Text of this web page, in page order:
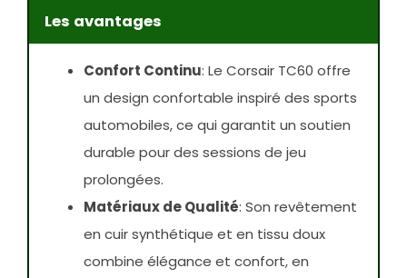
Les avantages
Confort Continu: Le Corsair TC60 offre
un design confortable inspiré des sports
automobiles, ce qui garantit un soutien
durable pour des sessions de jeu
prolongées.
Matériaux de Qualité: Son revêtement
en cuir synthétique et en tissu doux
combine élégance et confort, en